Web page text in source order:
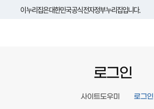
이 누리집은 대한민국 공식 전자정부 누리집입니다.
로그인
사이트도우미 로그인